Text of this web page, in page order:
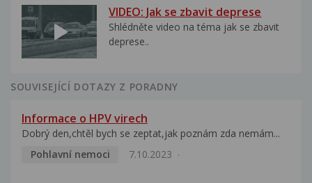
VIDEO: Jak se zbavit deprese
Shlédněte video na téma jak se zbavit
deprese..
SOUVISEJÍCÍ DOTAZY Z PORADNY
Informace o HPV virech
Dobrý den,chtěl bych se zeptat,jak poznám zda nemám...
Pohlavní nemoci
7.10.2023